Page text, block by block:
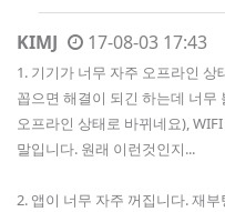
KIMJ 17-08-03 17:43
1. 기기가 너무 자주 오프라인
꼽으면 해결이 되긴 하는데 너무
오프라인 상태로 바뀌네요),
말입니다. 원래 이런것인지...
2. 앱이 너무 자주 꺼집니다. 재